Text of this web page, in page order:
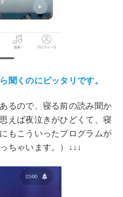
聞くのにピッタリです。
るので、寝る前の読み聞か
えば夜泣きがひどくて、寝
もこういったプログラムが
ちゃいます。）↓↓↓